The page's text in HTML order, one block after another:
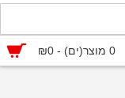
0 מוצר(ים) - ₪0